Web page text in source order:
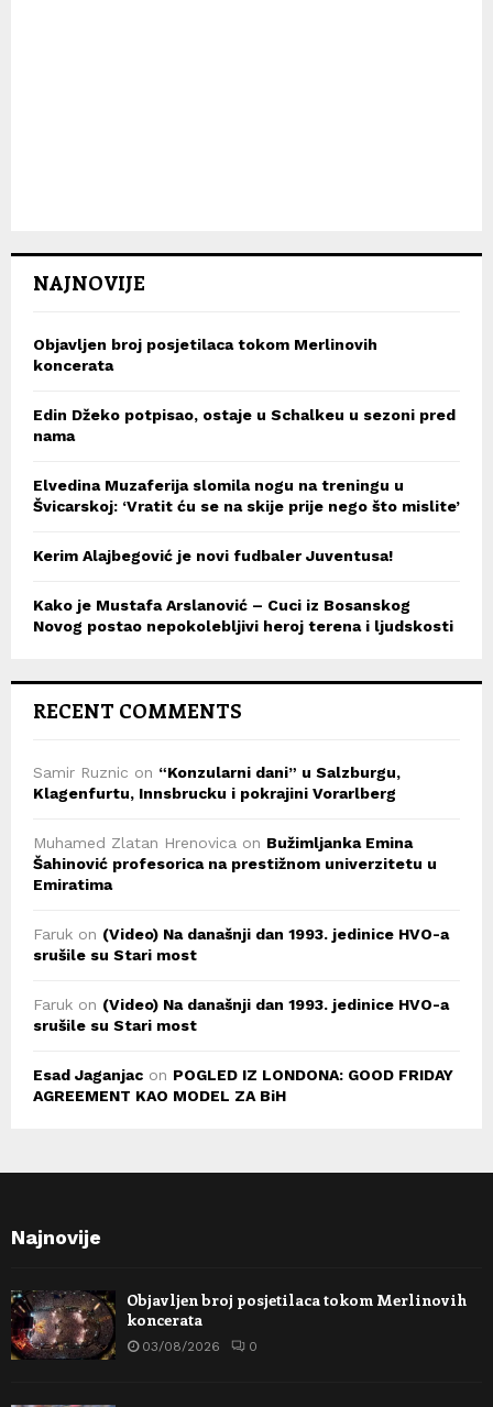
NAJNOVIJE
Objavljen broj posjetilaca tokom Merlinovih
koncerata
Edin Džeko potpisao, ostaje u Schalkeu u sezoni pred
nama
Elvedina Muzaferija slomila nogu na treningu u
Švicarskoj: ‘Vratit ću se na skije prije nego što mislite’
Kerim Alajbegović je novi fudbaler Juventusa!
Kako je Mustafa Arslanović – Cuci iz Bosanskog
Novog postao nepokolebljivi heroj terena i ljudskosti
RECENT COMMENTS
Samir Ruznic on “Konzularni dani” u Salzburgu,
Klagenfurtu, Innsbrucku i pokrajini Vorarlberg
Muhamed Zlatan Hrenovica on Bužimljanka Emina
Šahinović profesorica na prestižnom univerzitetu u
Emiratima
Faruk on (Video) Na današnji dan 1993. jedinice HVO-a
srušile su Stari most
Faruk on (Video) Na današnji dan 1993. jedinice HVO-a
srušile su Stari most
Esad Jaganjac on POGLED IZ LONDONA: GOOD FRIDAY
AGREEMENT KAO MODEL ZA BiH
Najnovije
Objavljen broj posjetilaca tokom Merlinovih
koncerata
03/08/2026 0